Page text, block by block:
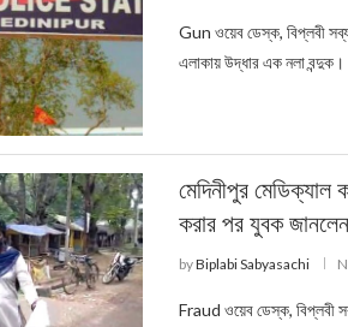
Gun ওয়েব ডেস্ক, বিপ্লবী
এলাকায় উদ্ধার এক নলা বন্দুক।
মেদিনীপুর
করার পর যুবক
byBiplabi Sabyasachi
Fraud ওয়েব ডেস্ক, বিপ্লবী